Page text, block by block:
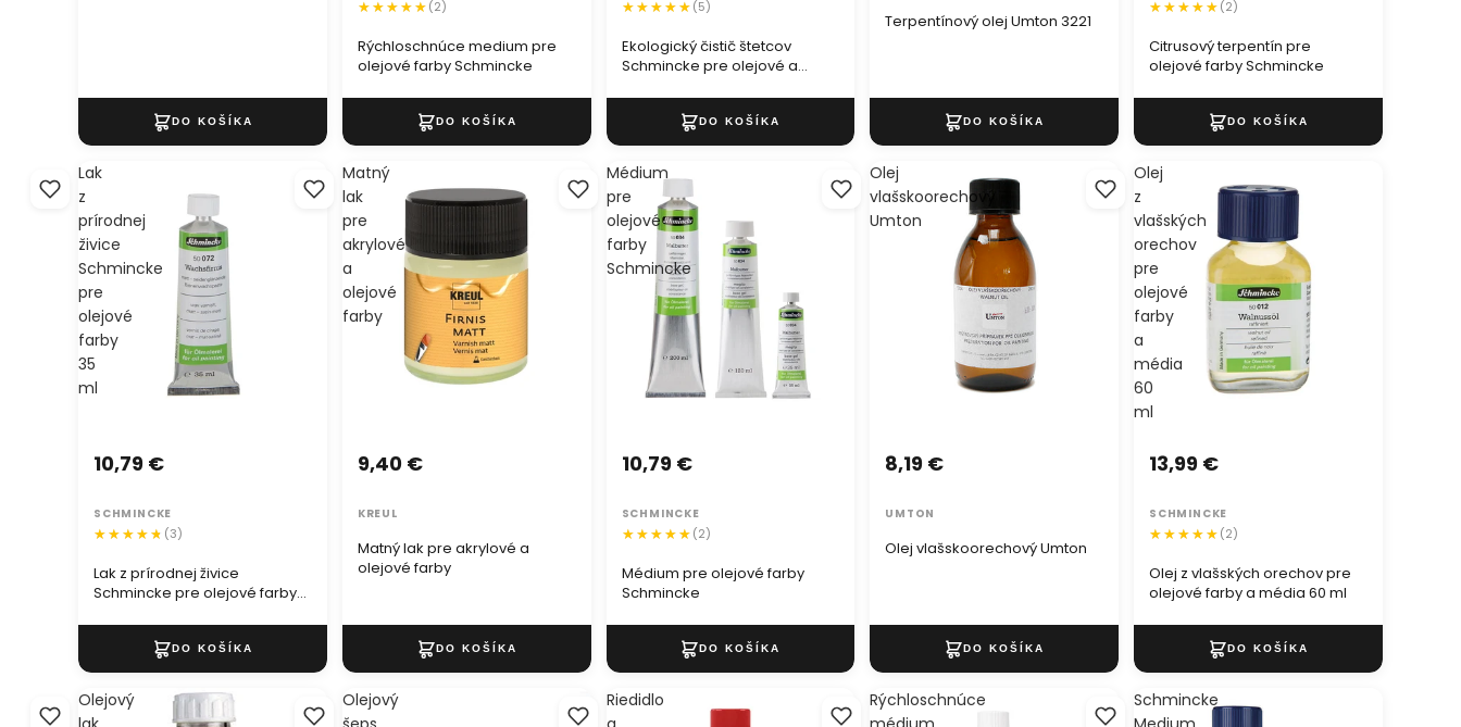
Rýchloschnúce medium pre
olejové farby Schmincke
(2)
Ekologický čistič štetcov
Schmincke pre olejové a
(5)
Terpentínový olej Umton 3221
Citrusový terpentín pre
olejové farby Schmincke
(2)
Lak
z
prírodnej
živice
Schmincke
pre
olejové
farby
35
ml
Lak z prírodnej živice
Schmincke pre olejové farby
10,79 €
SCHMINCKE
(3)
Matný
lak
pre
akrylové
a
olejové
farby
Matný lak pre akrylové a
olejové farby
9,40 €
KREUL
Médium
pre
olejové
farby
Schmincke
Médium pre olejové farby
Schmincke
10,79 €
SCHMINCKE
(2)
Olej
vlašskoorechový
Umton
Olej vlašskoorechový Umton
8,19 €
UMTON
Olej
z
vlašských
orechov
pre
olejové
farby
a
média
60
ml
Olej z vlašských orechov pre
olejové farby a média 60 ml
13,99 €
SCHMINCKE
(2)
Olejový
Olejový
Riedidlo
Rýchloschnúce
Schmincke